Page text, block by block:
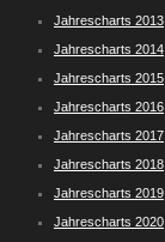
Jahrescharts 2013
Jahrescharts 2014
Jahrescharts 2015
Jahrescharts 2016
Jahrescharts 2017
Jahrescharts 2018
Jahrescharts 2019
Jahrescharts 2020